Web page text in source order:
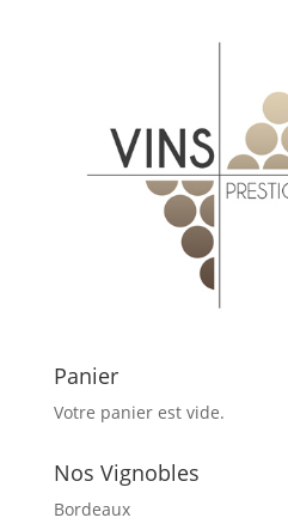
Panier
Votre panier est vide.
Nos Vignobles
Bordeaux